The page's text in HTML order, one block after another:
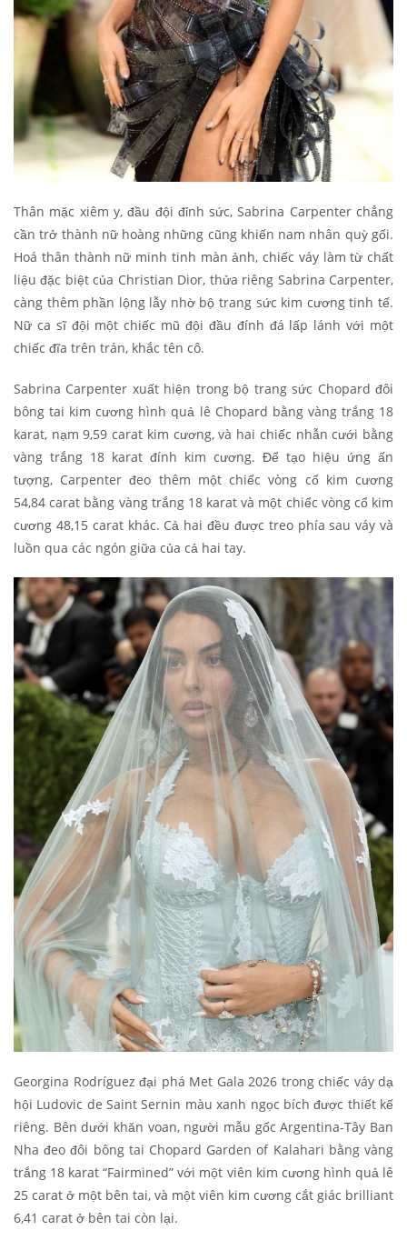
Thân mặc xiêm y, đầu đội đỉnh sức, Sabrina Carpenter chẳng
cần trở thành nữ hoàng những cũng khiến nam nhân quỳ gối.
Hoá thân thành nữ minh tinh màn ảnh, chiếc váy làm từ chất
liệu đặc biệt của Christian Dior, thửa riêng Sabrina Carpenter,
càng thêm phần lộng lẫy nhờ bộ trang sức kim cương tinh tế.
Nữ ca sĩ đội một chiếc mũ đội đầu đính đá lấp lánh với một
chiếc đĩa trên trán, khắc tên cô.
Sabrina Carpenter xuất hiện trong bộ trang sức Chopard đôi
bông tai kim cương hình quả lê Chopard bằng vàng trắng 18
karat, nạm 9,59 carat kim cương, và hai chiếc nhẫn cưới bằng
vàng trắng 18 karat đính kim cương. Để tạo hiệu ứng ấn
tượng, Carpenter đeo thêm một chiếc vòng cổ kim cương
54,84 carat bằng vàng trắng 18 karat và một chiếc vòng cổ kim
cương 48,15 carat khác. Cả hai đều được treo phía sau váy và
luồn qua các ngón giữa của cả hai tay.
Georgina Rodríguez đại phá Met Gala 2026 trong chiếc váy dạ
hội Ludovic de Saint Sernin màu xanh ngọc bích được thiết kế
riêng. Bên dưới khăn voan, người mẫu gốc Argentina-Tây Ban
Nha đeo đôi bông tai Chopard Garden of Kalahari bằng vàng
trắng 18 karat “Fairmined” với một viên kim cương hình quả lê
25 carat ở một bên tai, và một viên kim cương cắt giác brilliant
6,41 carat ở bên tai còn lại.